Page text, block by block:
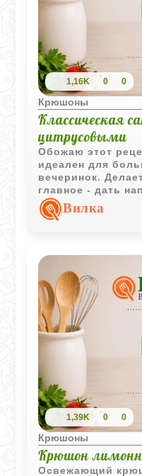
1,16K 0 0
Крюшоны
Классическая
цитрусовыми
Обожаю этот
идеален для
вечеринок.
главное - дать
настояться в
фрукты отдали
ноткой.
сухое вино, ведь
зависит успех
Вилка
1,39K 0 0
Крюшоны
Крюшон
Освежающий